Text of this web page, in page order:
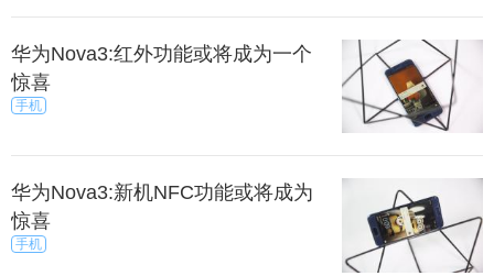
华为Nova3:红外功能或将成为一个
惊喜
手机
华为Nova3:新机NFC功能或将成为
惊喜
手机